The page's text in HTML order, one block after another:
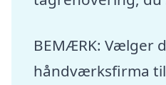
BEMÆRK: Vælger
håndværksfirma